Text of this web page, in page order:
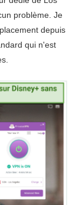
problème. Je
depuis
qui n'est